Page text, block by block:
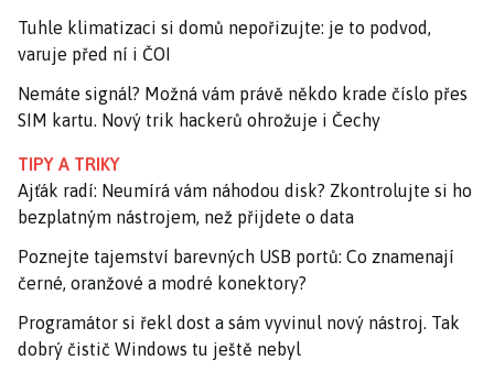
Tuhle klimatizaci si domů nepořizujte: je to podvod,
varuje před ní i ČOI
Nemáte signál? Možná vám právě někdo krade číslo přes
SIM kartu. Nový trik hackerů ohrožuje i Čechy
TIPY A TRIKY
Ajťák radí: Neumírá vám náhodou disk? Zkontrolujte si ho
bezplatným nástrojem, než přijdete o data
Poznejte tajemství barevných USB portů: Co znamenají
černé, oranžové a modré konektory?
Programátor si řekl dost a sám vyvinul nový nástroj. Tak
dobrý čistič Windows tu ještě nebyl